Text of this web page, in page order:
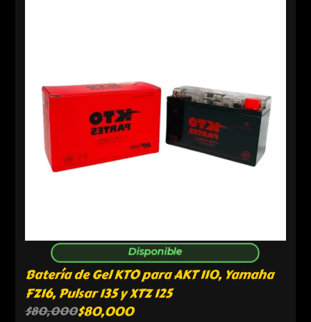
Disponible
Batería de Gel KTO para AKT 110, Yamaha
FZ16, Pulsar 135 y XTZ 125
$80,000$80,000